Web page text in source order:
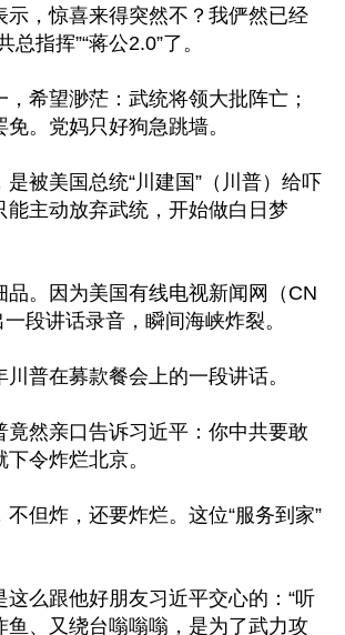
示，惊喜来得突然不？我俨然已经
总指挥”“蒋公2.0”了。
希望渺茫：武统将领大批阵亡；
。党妈只好狗急跳墙。
被美国总统“川建国”（川普）给吓
能主动放弃武统，开始做白日梦
品。因为美国有线电视新闻网（CN
段讲话录音，瞬间海峡炸裂。
普在募款餐会上的一段讲话。
竟然亲口告诉习近平：你中共要敢
令炸烂北京。
但炸，还要炸烂。这位“服务到家”
这么跟他好朋友习近平交心的：“听
鱼、又绕台嗡嗡嗡，是为了武力攻